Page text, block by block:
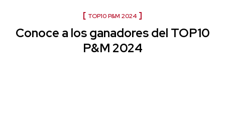
TOP10 P&M 2024
Conoce a los ganadores del TOP10
P&M 2024